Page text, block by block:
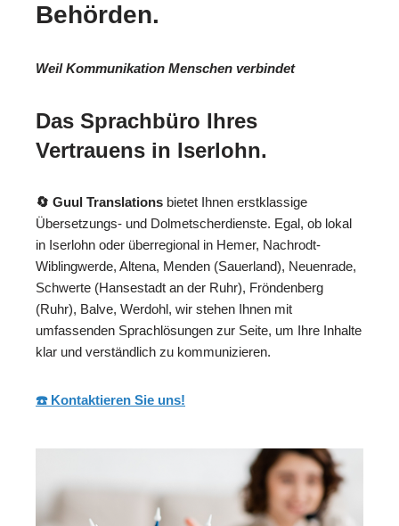
Behörden.
Weil Kommunikation Menschen verbindet
Das Sprachbüro Ihres
Vertrauens in Iserlohn.
🔄 Guul Translations bietet Ihnen erstklassige
Übersetzungs- und Dolmetscherdienste. Egal, ob lokal
in Iserlohn oder überregional in Hemer, Nachrodt-
Wiblingwerde, Altena, Menden (Sauerland), Neuenrade,
Schwerte (Hansestadt an der Ruhr), Fröndenberg
(Ruhr), Balve, Werdohl, wir stehen Ihnen mit
umfassenden Sprachlösungen zur Seite, um Ihre Inhalte
klar und verständlich zu kommunizieren.
☎️ Kontaktieren Sie uns!